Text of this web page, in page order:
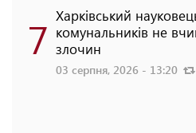
7 Харківський
комунальників не
злочин
03 серпня, 2026 - 13:20